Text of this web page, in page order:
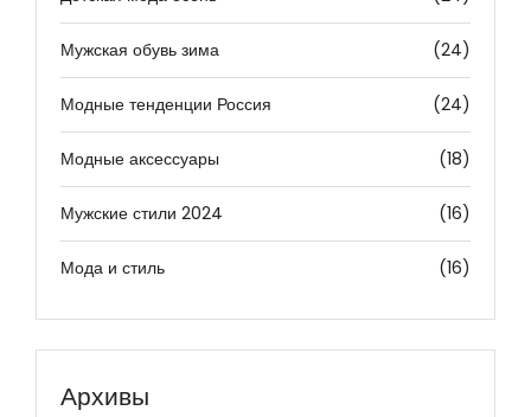
Мужская обувь зима (24)
Модные тенденции Россия (24)
Модные аксессуары (18)
Мужские стили 2024 (16)
Мода и стиль (16)
Архивы